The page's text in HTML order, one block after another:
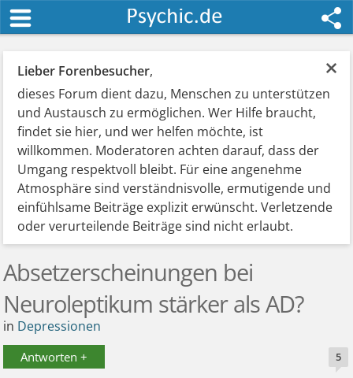
×
Lieber Forenbesucher,
dieses Forum dient dazu, Menschen zu unterstützen
und Austausch zu ermöglichen. Wer Hilfe braucht,
findet sie hier, und wer helfen möchte, ist
willkommen. Moderatoren achten darauf, dass der
Umgang respektvoll bleibt. Für eine angenehme
Atmosphäre sind verständnisvolle, ermutigende und
einfühlsame Beiträge explizit erwünscht. Verletzende
oder verurteilende Beiträge sind nicht erlaubt.
Absetzerscheinungen bei
Neuroleptikum stärker als AD?
in Depressionen
Antworten + 5